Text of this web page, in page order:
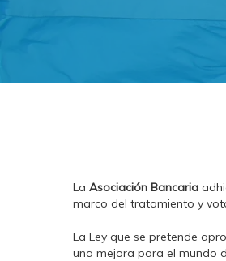
La Asociación Bancaria
marco del tratamiento y
La Ley que se pretende
una mejora para el mundo